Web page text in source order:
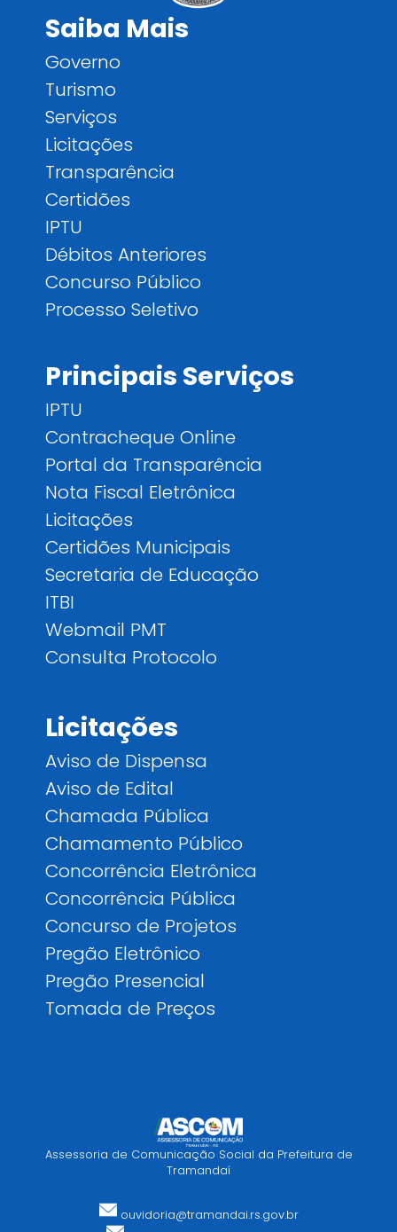
Saiba Mais
Governo
Turismo
Serviços
Licitações
Transparência
Certidões
IPTU
Débitos Anteriores
Concurso Público
Processo Seletivo
Principais Serviços
IPTU
Contracheque Online
Portal da Transparência
Nota Fiscal Eletrônica
Licitações
Certidões Municipais
Secretaria de Educação
ITBI
Webmail PMT
Consulta Protocolo
Licitações
Aviso de Dispensa
Aviso de Edital
Chamada Pública
Chamamento Público
Concorrência Eletrônica
Concorrência Pública
Concurso de Projetos
Pregão Eletrônico
Pregão Presencial
Tomada de Preços
Assessoria de Comunicação Social da Prefeitura de
Tramandaí
ouvidoria@tramandai.rs.gov.br